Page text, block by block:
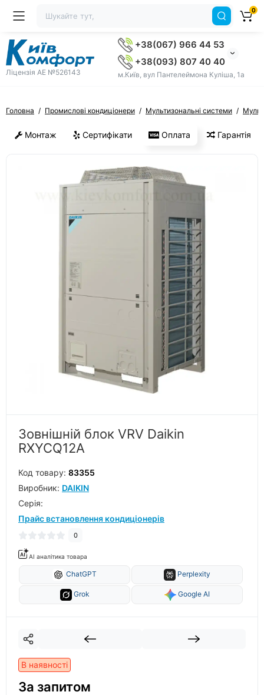
Ліцензія AE №526143
+38(067) 966 44 53
+38(093) 807 40 40
м.Київ, вул Пантелеймона Куліша, 1а
0
Головна Промислові кондиціонери Мультизональні системи
Монтаж Сертифікати Оплата Гарантія
Зовнішній блок VRV Daikin
RXYCQ12A
Код товару: 83355
Виробник: DAIKIN
Серiя:
Прайс встановлення кондиціонерів
0
AI аналітика товара
ChatGPT Perplexity
Grok Google AI
В наявності
За запитом